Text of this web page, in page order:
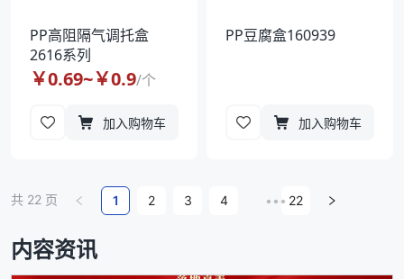
PP高阻隔气调托盒
2616系列
￥0.69~￥0.9/个
加入购物车
PP豆腐盒160939
加入购物车
共 22 页 1 2 3 4 ••• 22
内容资讯